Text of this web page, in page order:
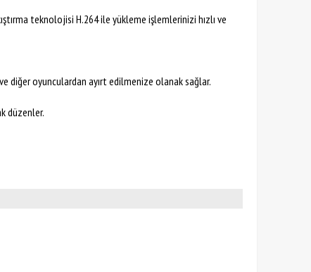
teknolojisi H.264 ile yükleme işlemlerinizi hızlı ve
diğer oyunculardan ayırt edilmenize olanak sağlar.
düzenler.